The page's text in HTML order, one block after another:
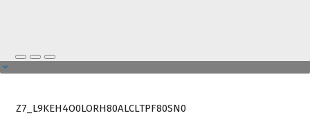
Z7_L9KEH4O0LORH80ALCLTPF80SN0